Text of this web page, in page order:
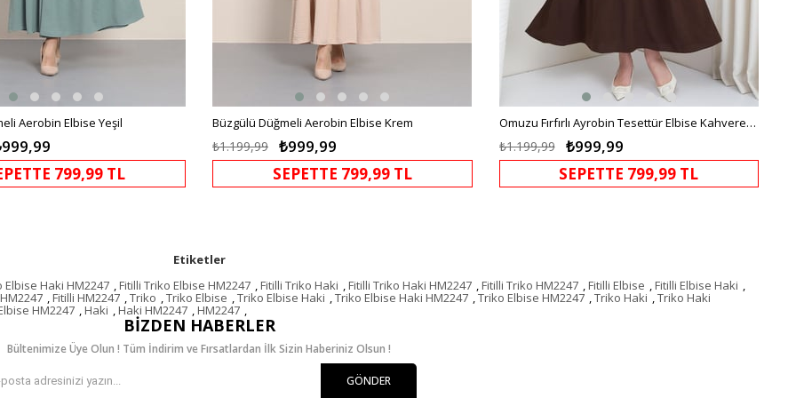
Aerobin Elbise Yeşil
799,99 TL
Büzgülü Düğmeli Aerobin Elbise Krem
₺999,99
₺1.199,99
SEPETTE 799,99 TL
Omuzu Fırfırlı Ayrobin Tesettür Elbise Kahverengi HM2062
₺999,99
₺1.199,99
SEPETTE 799,99 TL
Etiketler
Elbise Haki HM2247 ,Fitilli Triko Elbise HM2247 ,Fitilli Triko Haki ,Fitilli Triko Haki HM2247 ,Fitilli Triko HM2247 ,Fitilli Elbise ,Fitilli Elbise Haki ,
,Fitilli HM2247 ,Triko ,Triko Elbise ,Triko Elbise Haki ,Triko Elbise Haki HM2247 ,Triko Elbise HM2247 ,Triko Haki ,Triko Haki
HM2247 ,Haki ,Haki HM2247 ,HM2247 ,
BIZDEN HABERLER
Bültenimize Üye Olun ! Tüm İndirim ve Fırsatlardan İlk Sizin Haberiniz Olsun !
GÖNDER